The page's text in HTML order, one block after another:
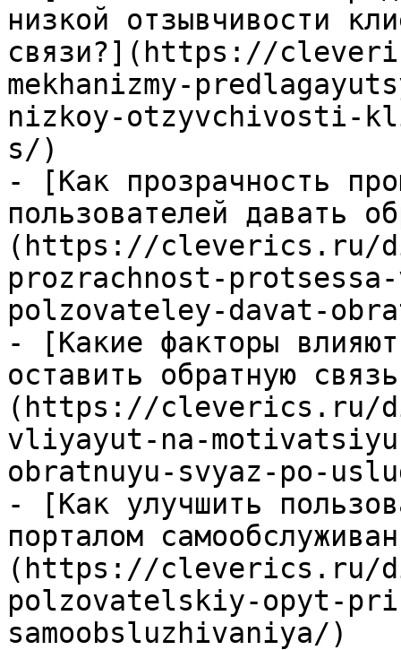
низкой отзывчивости
связи?](https://
mekhanizmy-
nizkoy-otzyvchivosti-
s/)
- [Как прозрачность
пользователей давать
(https://cleverics.ru/
prozrachnost-
polzovateley-davat-
- [Какие факторы
оставить обратную
(https://cleverics.ru/
vliyayut-na-
obratnuyu-svyaz-po-
- [Как улучшить
порталом
(https://cleverics.ru/
polzovatelskiy-opyt-
samoobsluzhivaniya/)